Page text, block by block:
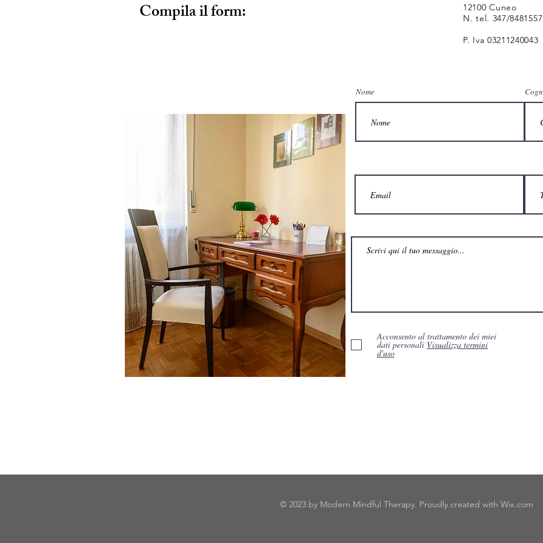
Compila il form:
12100 Cuneo
N. tel. 347/8481557
P. Iva 03211240043
Nome
Acconsento al trattamento dei miei
dati personali Visualizza termini
d'uso
© 2023 by Modern Mindful Therapy. Proudly created with Wix.com